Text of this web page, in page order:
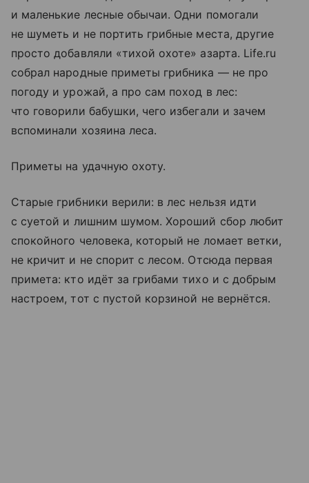
и маленькие лесные обычаи. Одни помогали
не шуметь и не портить грибные места, другие
просто добавляли «тихой охоте» азарта. Life.ru
собрал народные приметы грибника — не про
погоду и урожай, а про сам поход в лес:
что говорили бабушки, чего избегали и зачем
вспоминали хозяина леса.
Приметы на удачную охоту.
Старые грибники верили: в лес нельзя идти
с суетой и лишним шумом. Хороший сбор любит
спокойного человека, который не ломает ветки,
не кричит и не спорит с лесом. Отсюда первая
примета: кто идёт за грибами тихо и с добрым
настроем, тот с пустой корзиной не вернётся.